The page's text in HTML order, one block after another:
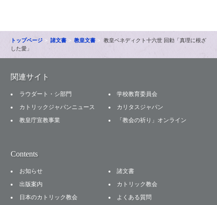
トップページ 諸文書 教皇文書
教皇ベネディクト十六世 回勅「真理に根ざ
した愛」
関連サイト
ラウダート・シ部門
学校教育委員会
カトリックジャパンニュース
カリタスジャパン
教皇庁宣教事業
「教会の祈り」オンライン
Contents
お知らせ
諸文書
出版案内
カトリック教会
日本のカトリック教会
よくある質問